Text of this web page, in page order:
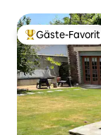
Beliebter
Gäste-Favorit